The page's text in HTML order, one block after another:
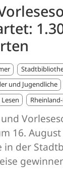
und Jugendliche
Lesen
und
16.
in der